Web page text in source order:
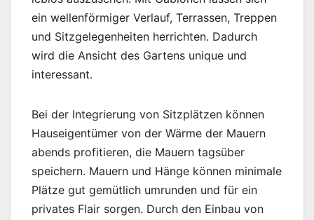
ein wellenförmiger Verlauf, Terrassen, Treppen
und Sitzgelegenheiten herrichten. Dadurch
wird die Ansicht des Gartens unique und
interessant.
Bei der Integrierung von Sitzplätzen können
Hauseigentümer von der Wärme der Mauern
abends profitieren, die Mauern tagsüber
speichern. Mauern und Hänge können minimale
Plätze gut gemütlich umrunden und für ein
privates Flair sorgen. Durch den Einbau von